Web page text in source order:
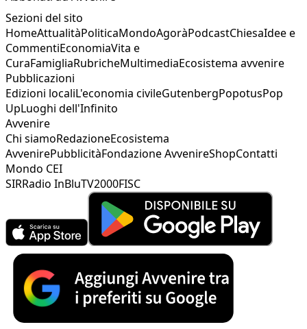
Sezioni del sito
HomeAttualitàPoliticaMondoAgoràPodcastChiesaIdee e
CommentiEconomiaVita e
CuraFamigliaRubricheMultimediaEcosistema avvenire
Pubblicazioni
Edizioni localiL'economia civileGutenbergPopotusPop
UpLuoghi dell'Infinito
Avvenire
Chi siamoRedazioneEcosistema
AvvenirePubblicitàFondazione AvvenireShopContatti
Mondo CEI
SIRRadio InBluTV2000FISC